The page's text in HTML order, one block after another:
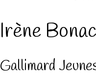
Irène
Gallimard